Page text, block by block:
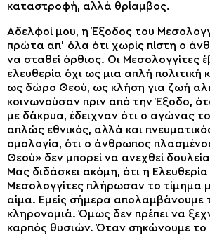
καταστροφή, αλλά θρίαμβος.
Αδελφοί μου, η Έξοδος του
πρώτα απ’ όλα ότι χωρίς πίστη ο
να σταθεί όρθιος. Οι Μεσολογγίτες
ελευθερία όχι ως μια απλή
ως δώρο Θεού, ως κλήση για ζωή
κοινωνούσαν πριν από την Έξοδο,
με δάκρυα, έδειχναν ότι ο αγώνας
απλώς εθνικός, αλλά και
ομολογία, ότι ο άνθρωπος
Θεού» δεν μπορεί να ανεχθεί
Μας διδάσκει ακόμη, ότι η Ελευθερία
Μεσολογγίτες πλήρωσαν το τίμημα
αίμα. Εμείς σήμερα απολαμβάνουμε
κληρονομιά. Όμως δεν πρέπει να
καρπός θυσιών. Όταν σηκώνουμε το